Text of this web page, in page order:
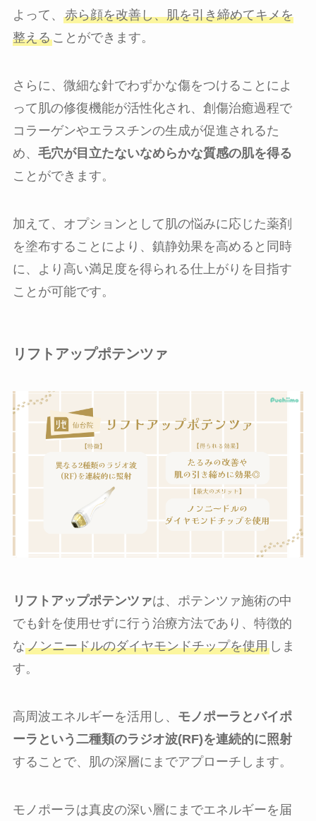
よって、 赤ら顔を改善し、肌を引き締めてキメを
整えることができます。
さらに、微細な針でわずかな傷をつけることによ
って肌の修復機能が活性化され、創傷治癒過程で
コラーゲンやエラスチンの生成が促進されるた
め、 毛穴が目立たないなめらかな質感の肌を得る
ことができます。
加えて、オプションとして肌の悩みに応じた薬剤
を塗布することにより、鎮静効果を高めると同時
に、より高い満足度を得られる仕上がりを目指す
ことが可能です。
リフトアップポテンツァ
リフトアップポテンツァは、ポテンツァ施術の中
でも針を使用せずに行う治療方法であり、特徴的
なノンニードルのダイヤモンドチップを使用しま
す。
高周波エネルギーを活用し、 モノポーラとバイポ
ーラという二種類のラジオ波(RF)を連続的に照射
することで、肌の深層にまでアプローチします。
モノポーラは真皮の深い層にまでエネルギーを届